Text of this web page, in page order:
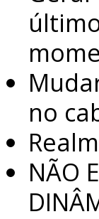
no
NÃO